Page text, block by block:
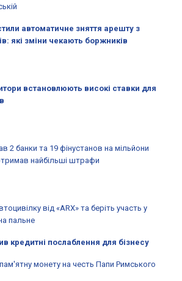
автоматичне зняття арешту з
які зміни чекають боржників
встановлюють високі ставки для
2 банки та 19 фінустанов на мільйони
найбільші штрафи
від «ARX» та беріть участь у
пальне
кредитні послаблення для бізнесу
монету на честь Папи Римського